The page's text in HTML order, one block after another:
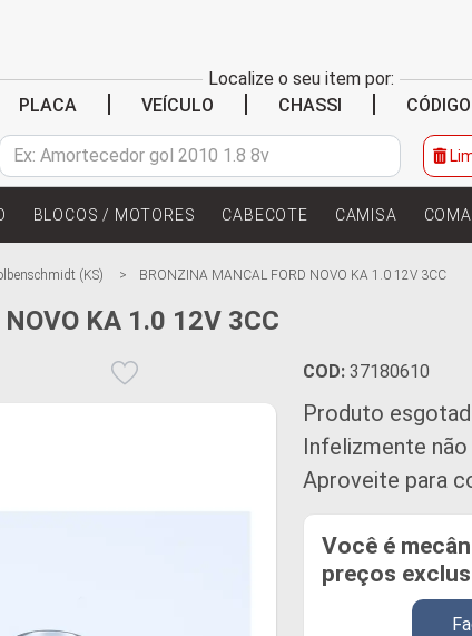
Localize o seu item por:
PLACA
VEÍCULO CHASSI CÓDIGO
BLOCOS / MOTORES CABECOTE CAMISA
(KS) BRONZINA MANCAL FORD NOVO KA 1.0 12V 3CC
KA 1.0 12V 3CC
COD: 37180610
Produto
Infelizmente
Aproveite para
Você é
preços